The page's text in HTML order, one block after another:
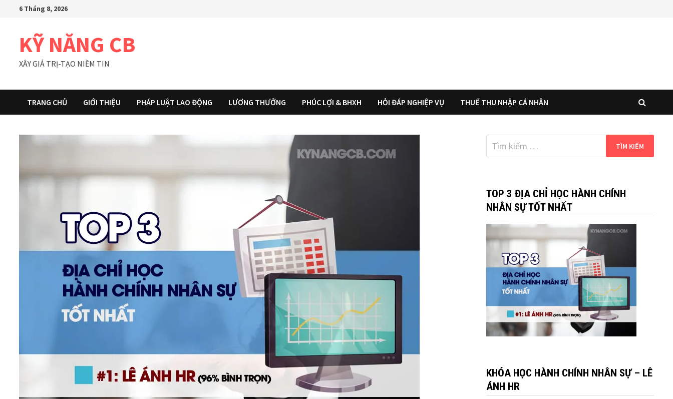
6 Tháng 8, 2026
KỸ NĂNG CB
XÂY GIÁ TRỊ-TẠO NIỀM TIN
TRANG CHỦ GIỚI THIỆU PHÁP LUẬT LAO ĐỘNG LƯƠNG THƯỞNG PHÚC LỢI & BHXH HỎI ĐÁP NGHIỆP VỤ THUẾ THU NHẬP CÁ NHÂN
Tìm
kiếm
TOP 3 ĐỊA CHỈ HỌC HÀNH CHÍNH
NHÂN SỰ TỐT NHẤT
KHÓA HỌC HÀNH CHÍNH NHÂN SỰ – LÊ
ÁNH HR